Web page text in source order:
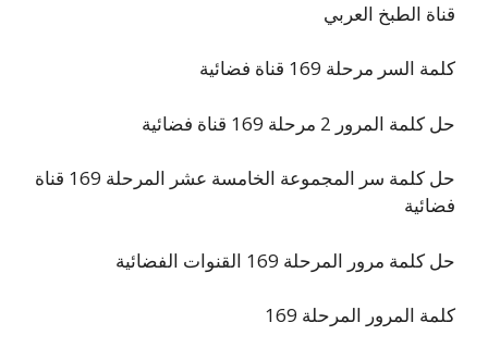
قناة الطبخ العربي
كلمة السر مرحلة 169 قناة فضائية
حل كلمة المرور 2 مرحلة 169 قناة فضائية
حل كلمة سر المجموعة الخامسة عشر المرحلة 169 قناة
فضائية
حل كلمة مرور المرحلة 169 القنوات الفضائية
كلمة المرور المرحلة 169